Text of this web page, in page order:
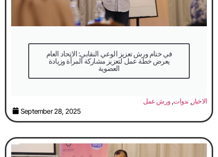
في ختام ورش تعزيز الوعي النقابي: الاتحاد العام
يعرض خطة عمل لتعزيز مشاركة المرأة وزيادة
العضوية
الاخبار, ندوات,ورش عمل
September 28, 2025